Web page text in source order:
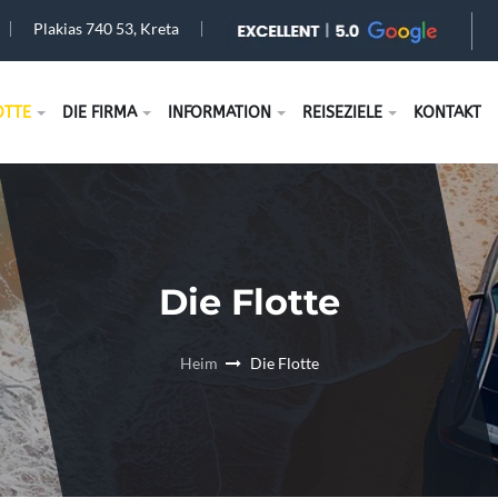
Plakias 740 53, Kreta
DIE FIRMA INFORMATION REISEZIELE KONTAKT
Die Flotte
Heim Die Flotte